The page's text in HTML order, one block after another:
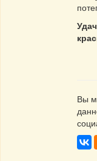
Вы